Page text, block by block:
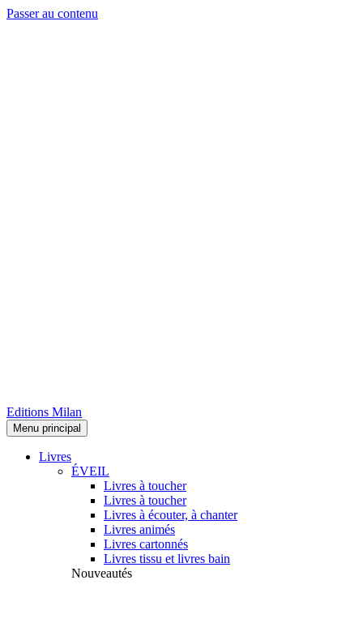
Passer au contenu
Editions Milan
Menu principal
Livres
ÉVEIL
Livres à toucher
Livres à toucher
Livres à écouter, à chanter
Livres animés
Livres cartonnés
Livres tissu et livres bain
Nouveautés